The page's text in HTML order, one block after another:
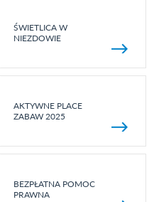
ŚWIETLICA W
NIEZDOWIE
AKTYWNE PLACE
ZABAW 2025
BEZPŁATNA POMOC
PRAWNA